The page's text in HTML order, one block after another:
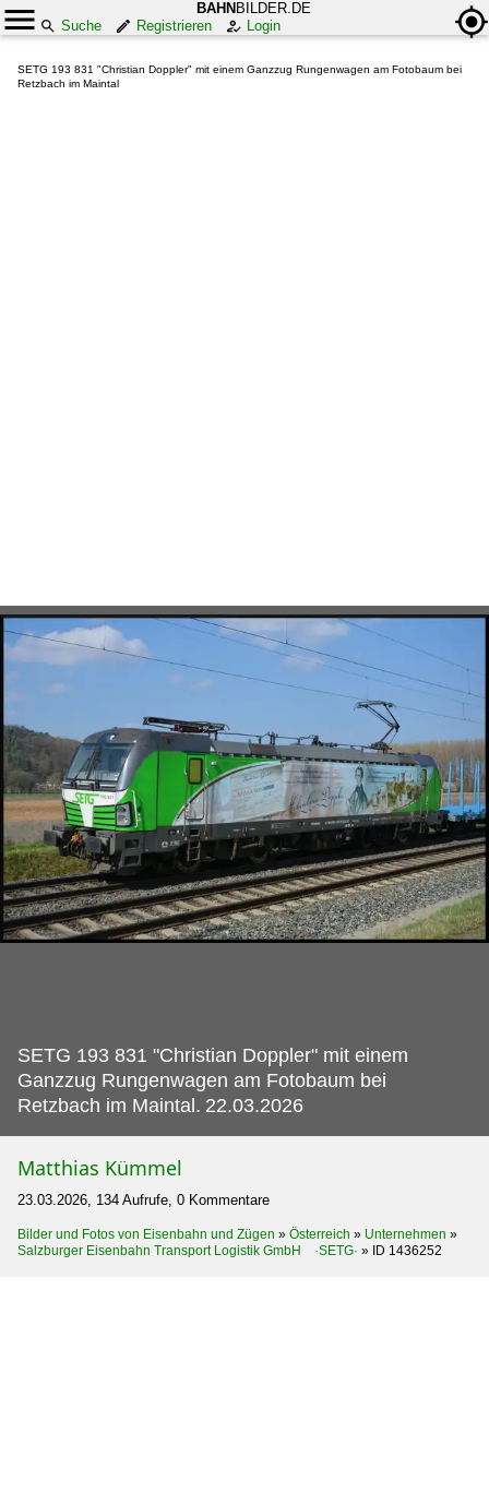
BAHN BILDER.DE
Suche
Registrieren Login
SETG 193 831 "Christian Doppler" mit einem Ganzzug Rungenwagen am Fotobaum bei
Retzbach im Maintal
SETG 193 831 "Christian Doppler" mit einem
Ganzzug Rungenwagen am Fotobaum bei
Retzbach im Maintal. 22.03.2026
Matthias Kümmel
23.03.2026, 134 Aufrufe, 0 Kommentare
Bilder und Fotos von Eisenbahn und Zügen » Österreich » Unternehmen »
Salzburger Eisenbahn Transport Logistik GmbH ·SETG· » ID 1436252